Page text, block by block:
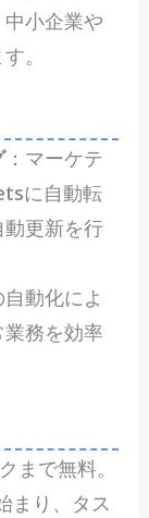
小企業や
。
：マーケテ
に自動転
更新を行
動化によ
務を効率
まで無料。
まり、タス